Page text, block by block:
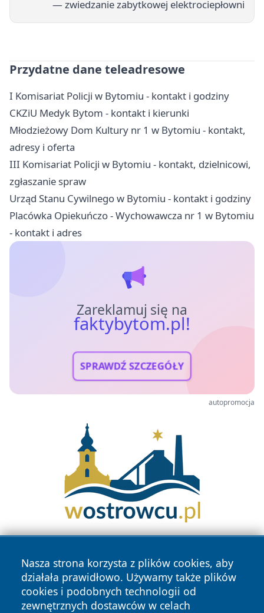
— zwiedzanie zabytkowej elektrociepłowni
Przydatne dane teleadresowe
I Komisariat Policji w Bytomiu - kontakt i godziny
CKZiU Medyk Bytom - kontakt i kierunki
Młodzieżowy Dom Kultury nr 1 w Bytomiu - kontakt,
adresy i oferta
III Komisariat Policji w Bytomiu - kontakt, dzielnicowi,
zgłaszanie spraw
Urząd Stanu Cywilnego w Bytomiu - kontakt i godziny
Placówka Opiekuńczo - Wychowawcza nr 1 w Bytomiu
- kontakt i adres
Zareklamuj się na
faktybytom.pl!
SPRAWDŹ SZCZEGÓŁY
autopromocja
Nasza strona korzysta z plików cookies, aby
działała prawidłowo. Używamy także plików
cookies i podobnych technologii od
zewnętrznych dostawców w celach